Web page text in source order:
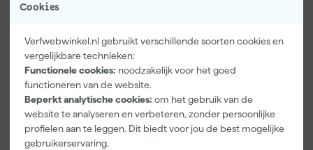
Cookies
Verfwebwinkel.nl gebruikt verschillende soorten cookies en
vergelijkbare technieken:
Functionele cookies: noodzakelijk voor het goed
functioneren van de website.
Beperkt analytische cookies: om het gebruik van de
website te analyseren en verbeteren, zonder persoonlijke
profielen aan te leggen. Dit biedt voor jou de best mogelijke
gebruikerservaring.
Paintura
Lucamax
Washi tape -
50mx24mm
Morgen
Go!Paint
Economy S
Verfbak -
Anza PRO
Muurverfset
MICMEX set